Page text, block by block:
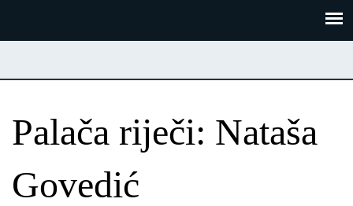
Palača riječi: Nataša
Govedić